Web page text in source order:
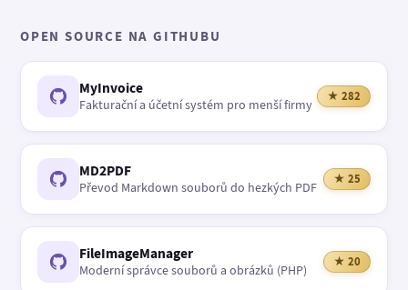
OPEN SOURCE NA GITHUBU
MyInvoice
Fakturační a účetní systém pro menší firmy
★ 282
MD2PDF
Převod Markdown souborů do hezkých PDF
★ 25
FileImageManager
Moderní správce souborů a obrázků (PHP)
★ 20